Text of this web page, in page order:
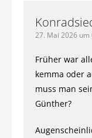
27. Mai 2026 um
Früher war
kemma oder
muss man
Günther?